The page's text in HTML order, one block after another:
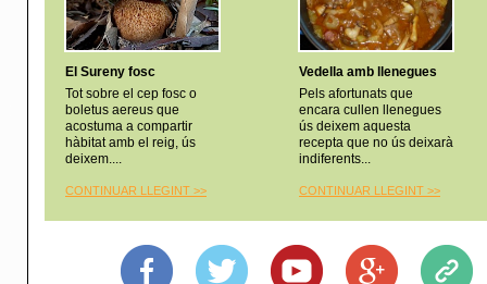
El Sureny fosc
Tot sobre el cep fosc o
boletus aereus que
acostuma a compartir
hàbitat amb el reig, ús
deixem....
CONTINUAR LLEGINT >>
Vedella amb llenegues
Pels afortunats que
encara cullen llenegues
ús deixem aquesta
recepta que no ús deixarà
indiferents...
CONTINUAR LLEGINT >>